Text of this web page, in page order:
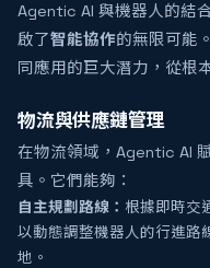
Agentic AI 與機器人的結
啟了智能協作的無限可能
同應用的巨大潛力，從根
物流與供應鏈管理
在物流領域，Agentic AI
具。它們能夠：
自主規劃路線： 根據即時交
以動態調整機器人的行進路
地。